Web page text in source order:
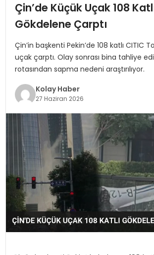
TANYER YAPI ZEMIN
TOROSLAR’DA PAZAR GERGİNLİĞİ!
Çin’de Küçük Uçak 108
Gökdelene Çarptı
Çin’in başkenti Pekin’de 108 katlı CITIC
uçak çarptı. Olay sonrası bina tahliye
rotasından sapma nedeni araştırılıyor.
Kolay Haber
27 Haziran 2026